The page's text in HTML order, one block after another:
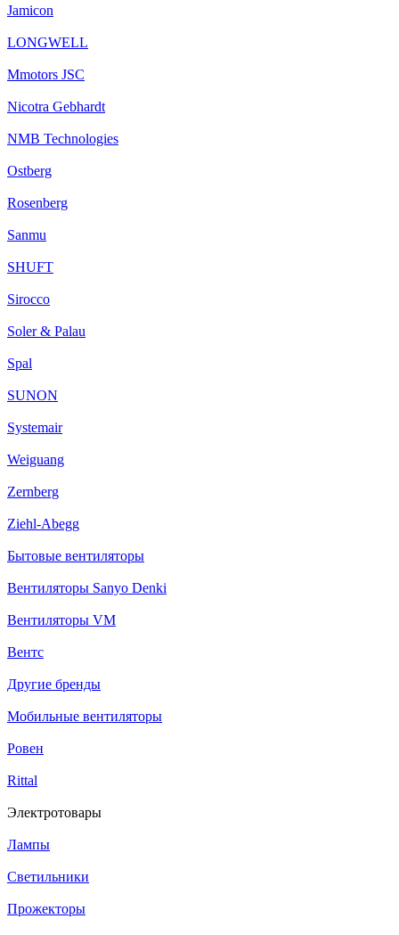
Jamicon
LONGWELL
Mmotors JSC
Nicotra Gebhardt
NMB Technologies
Ostberg
Rosenberg
Sanmu
SHUFT
Sirocco
Soler & Palau
Spal
SUNON
Systemair
Weiguang
Zernberg
Ziehl-Abegg
Бытовые вентиляторы
Вентиляторы Sanyo Denki
Вентиляторы VM
Вентс
Другие бренды
Мобильные вентиляторы
Ровен
Rittal
Электротовары
Лампы
Светильники
Прожекторы